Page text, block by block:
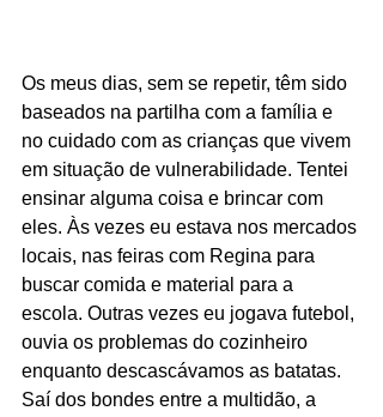
Os meus dias, sem se repetir, têm sido
baseados na partilha com a família e
no cuidado com as crianças que vivem
em situação de vulnerabilidade. Tentei
ensinar alguma coisa e brincar com
eles. Às vezes eu estava nos mercados
locais, nas feiras com Regina para
buscar comida e material para a
escola. Outras vezes eu jogava futebol,
ouvia os problemas do cozinheiro
enquanto descascávamos as batatas.
Saí dos bondes entre a multidão, a